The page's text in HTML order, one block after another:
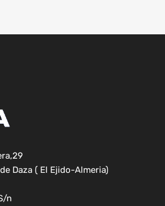
Daza ( El Ejido-Almeria)
n